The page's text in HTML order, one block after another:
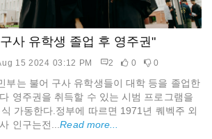
사 유학생 졸업 후 영주권"
15 2024 03:12 PM 2 0 0
부는 불어 구사 유학생들이 대학 등을 졸업한
영주권을 취득할 수 있는 시범 프로그램을
가동한다.정부에 따르면 1971년 퀘벡주 외
인구는전...Read more...